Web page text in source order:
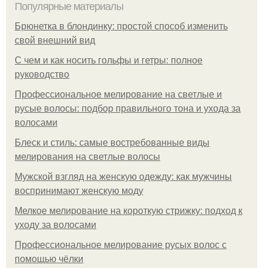
Популярные материалы
Брюнетка в блондинку: простой способ изменить
свой внешний вид
С чем и как носить гольфы и гетры: полное
руководство
Профессиональное мелирование на светлые и
русые волосы: подбор правильного тона и ухода за
волосами
Блеск и стиль: самые востребованные виды
мелирования на светлые волосы
Мужской взгляд на женскую одежду: как мужчины
воспринимают женскую моду
Мелкое мелирование на короткую стрижку: подход к
уходу за волосами
Профессиональное мелирование русых волос с
помощью чёлки